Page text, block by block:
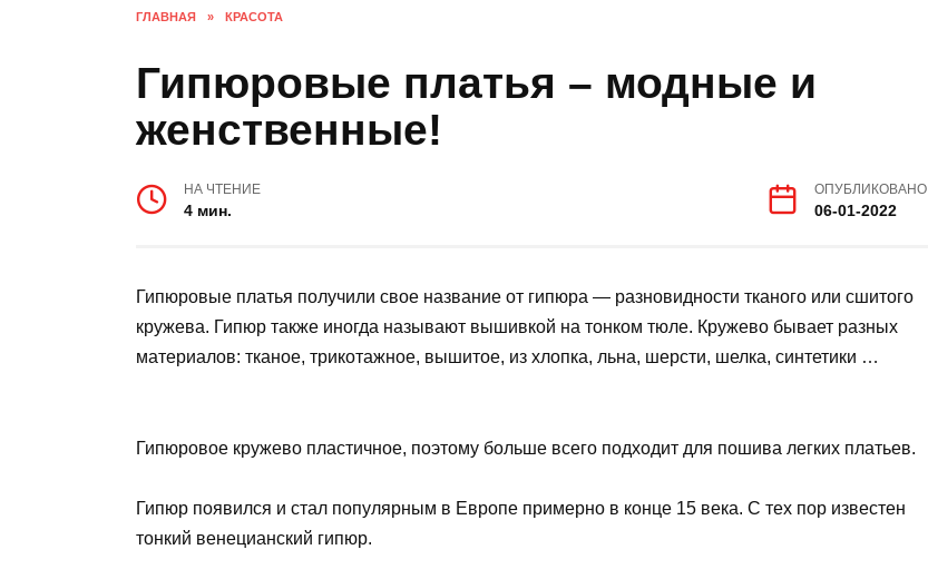
ГЛАВНАЯ » КРАСОТА
Гипюровые платья – модные и
женственные!
НА ЧТЕНИЕ
4 мин.
ОПУБЛИКОВАНО
06-01-2022
Гипюровые платья получили свое название от гипюра — разновидности тканого или сшитого
кружева. Гипюр также иногда называют вышивкой на тонком тюле. Кружево бывает разных
материалов: тканое, трикотажное, вышитое, из хлопка, льна, шерсти, шелка, синтетики …
Гипюровое кружево пластичное, поэтому больше всего подходит для пошива легких платьев.
Гипюр появился и стал популярным в Европе примерно в конце 15 века. С тех пор известен
тонкий венецианский гипюр.